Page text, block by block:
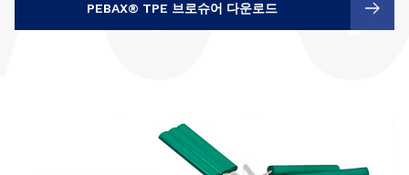
PEBAX® TPE 브로슈어 다운로드